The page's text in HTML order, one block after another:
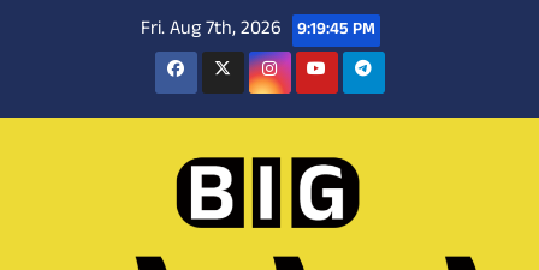
Fri. Aug 7th, 2026 9:19:46 PM